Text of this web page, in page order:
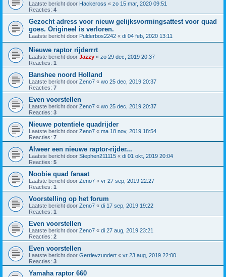
Laatste bericht door Hackeross « zo 15 mar, 2020 09:51
Reacties: 4
Gezocht adress voor nieuw gelijksvormingsattest voor quad
goes. Origineel is verloren.
Laatste bericht door Pulderbos2242 « di 04 feb, 2020 13:11
Nieuwe raptor rijderrrt
Laatste bericht door Jazzy « zo 29 dec, 2019 20:37
Reacties: 1
Banshee noord Holland
Laatste bericht door Zeno7 « wo 25 dec, 2019 20:37
Reacties: 7
Even voorstellen
Laatste bericht door Zeno7 « wo 25 dec, 2019 20:37
Reacties: 3
Nieuwe potentiele quadrijder
Laatste bericht door Zeno7 « ma 18 nov, 2019 18:54
Reacties: 7
Alweer een nieuwe raptor-rijder...
Laatste bericht door Stephen211115 « di 01 okt, 2019 20:04
Reacties: 5
Noobie quad fanaat
Laatste bericht door Zeno7 « vr 27 sep, 2019 22:27
Reacties: 1
Voorstelling op het forum
Laatste bericht door Zeno7 « di 17 sep, 2019 19:22
Reacties: 1
Even voorstellen
Laatste bericht door Zeno7 « di 27 aug, 2019 23:21
Reacties: 2
Even voorstellen
Laatste bericht door Gerrievzundert « vr 23 aug, 2019 22:00
Reacties: 3
Yamaha raptor 660